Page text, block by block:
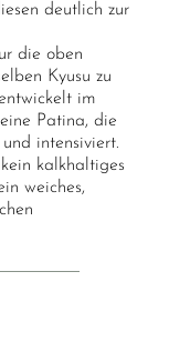
deutlich zur
die oben
Kyusu zu
im
Patina, die
intensiviert.
kalkhaltiges
weiches,